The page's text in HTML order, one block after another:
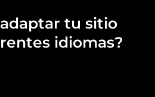
tu sitio
idiomas?